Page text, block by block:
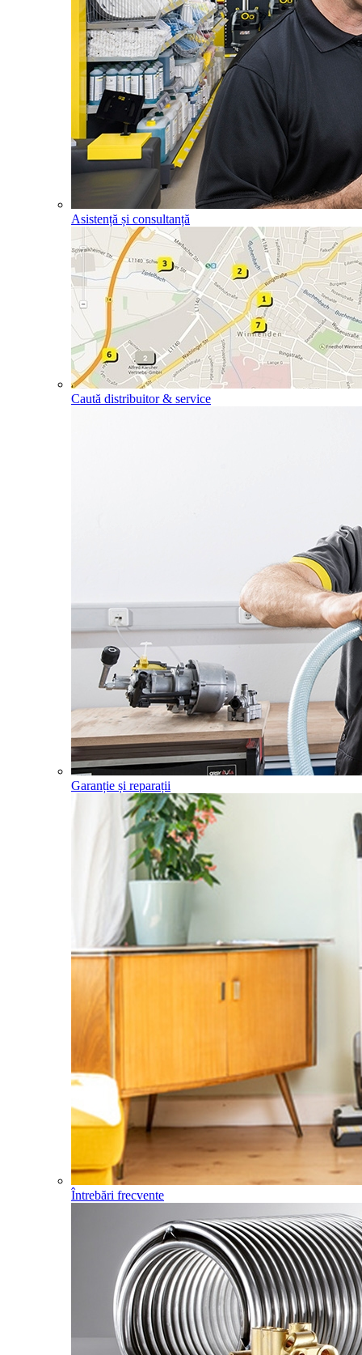
Asistență și consultanță
Caută distribuitor & service
Garanție și reparații
Întrebări frecvente